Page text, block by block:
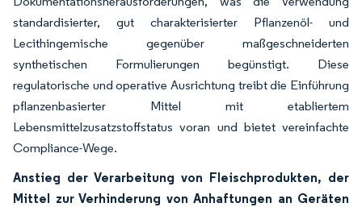
standardisierter, gut charakterisierter Pflanzenöl- und
Lecithingemische gegenüber maßgeschneiderten
synthetischen Formulierungen begünstigt. Diese
regulatorische und operative Ausrichtung treibt die Einführung
pflanzenbasierter Mittel mit etabliertem
Lebensmittelzusatzstoffstatus voran und bietet vereinfachte
Compliance-Wege.
Anstieg der Verarbeitung von Fleischprodukten, der
Mittel zur Verhinderung von Anhaftungen an Geräten